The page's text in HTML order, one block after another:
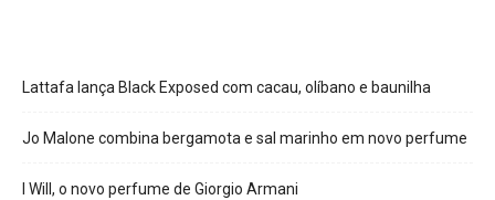
Lattafa lança Black Exposed com cacau, olíbano e baunilha
Jo Malone combina bergamota e sal marinho em novo perfume
I Will, o novo perfume de Giorgio Armani